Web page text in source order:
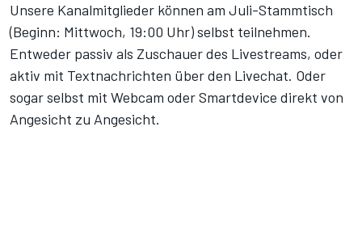
Unsere Kanalmitglieder können am Juli-Stammtisch
(Beginn: Mittwoch, 19:00 Uhr)selbst teilnehmen.
Entweder passiv als Zuschauer des Livestreams, oder
aktiv mit Textnachrichten über den Livechat. Oder
sogar selbst mit Webcam oder Smartdevice direkt von
Angesicht zu Angesicht.